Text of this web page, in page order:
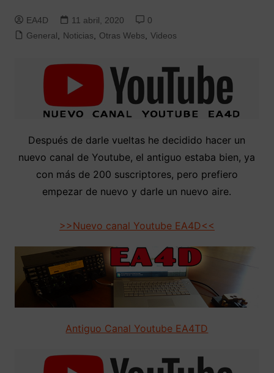
EA4D 11 abril, 2020
0
General
Noticias Otras Webs Videos
Después de darle vueltas he decidido hacer un
nuevo canal de Youtube, el antiguo estaba bien, ya
con más de 200 suscriptores, pero prefiero
empezar de nuevo y darle un nuevo aire.
>>Nuevo canal Youtube EA4D<<
Antiguo Canal Youtube EA4TD